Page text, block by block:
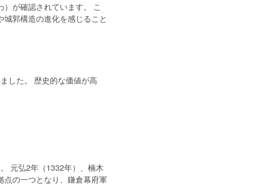
が確認されています。 こ
郭構造の進化を感じること
した。 歴史的な価値が高
元弘2年（1332年）、楠木
の一つとなり、鎌倉幕府軍